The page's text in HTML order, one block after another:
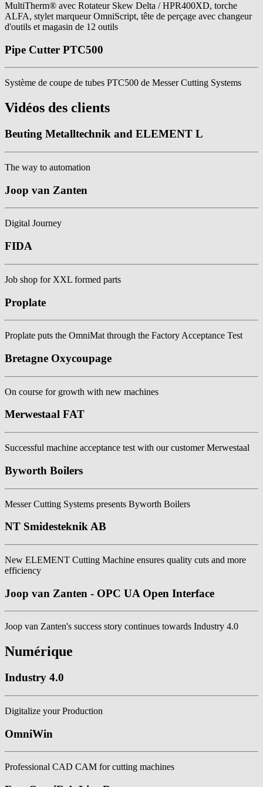
MultiTherm® avec Rotateur Skew Delta / HPR400XD, torche
ALFA, stylet marqueur OmniScript, tête de perçage avec changeur
d'outils et magasin de 12 outils
Pipe Cutter PTC500
Système de coupe de tubes PTC500 de Messer Cutting Systems
Vidéos des clients
Beuting Metalltechnik and ELEMENT L
The way to automation
Joop van Zanten
Digital Journey
FIDA
Job shop for XXL formed parts
Proplate
Proplate puts the OmniMat through the Factory Acceptance Test
Bretagne Oxycoupage
On course for growth with new machines
Merwestaal FAT
Successful machine acceptance test with our customer Merwestaal
Byworth Boilers
Messer Cutting Systems presents Byworth Boilers
NT Smidesteknik AB
New ELEMENT Cutting Machine ensures quality cuts and more
efficiency
Joop van Zanten - OPC UA Open Interface
Joop van Zanten's success story continues towards Industry 4.0
Numérique
Industry 4.0
Digitalize your Production
OmniWin
Professional CAD CAM for cutting machines